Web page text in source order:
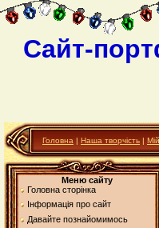
Сайт-
Головна | Наша творчість |
Меню сайту
Головна сторінка
Інформація про сайт
Давайте познайомимось